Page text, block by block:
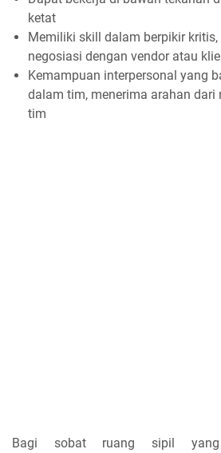
ketat
Memiliki skill dalam berpikir
negosiasi dengan vendor atau
⁠Kemampuan interpersonal yang
dalam tim, menerima arahan dari
tim
Bagi sobat ruang sipil yang